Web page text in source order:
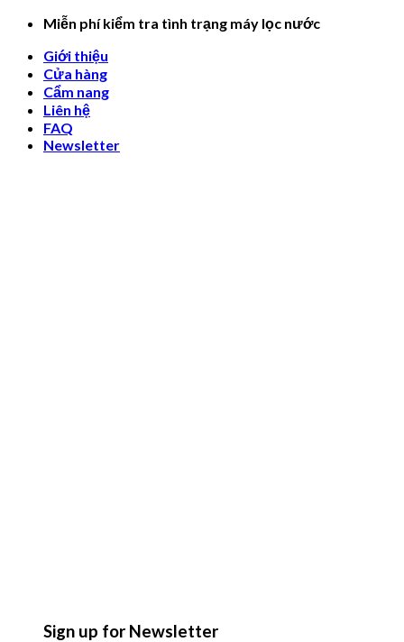
Skip
content
Miễn phí kiểm tra tình trạng máy lọc nước
Giới thiệu
Cửa hàng
Cẩm nang
Liên hệ
FAQ
Newsletter
Sign up for Newsletter